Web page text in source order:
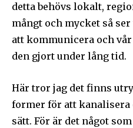
detta behövs lokalt,
mångt och mycket så
att kommunicera och
den gjort under lång tid.
Här tror jag det finns
former för att kanalisera
sätt. För är det något